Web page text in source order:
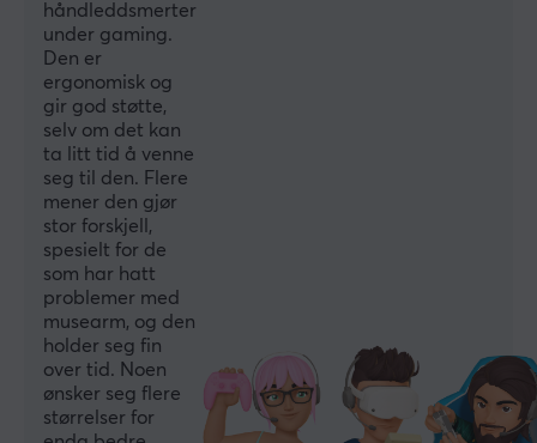
håndleddsmerter
under gaming.
Den er
ergonomisk og
gir god støtte,
selv om det kan
ta litt tid å venne
seg til den. Flere
mener den gjør
stor forskjell,
spesielt for de
som har hatt
problemer med
musearm, og den
holder seg fin
over tid. Noen
ønsker seg flere
størrelser for